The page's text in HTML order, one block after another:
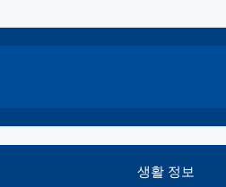
생활 정보